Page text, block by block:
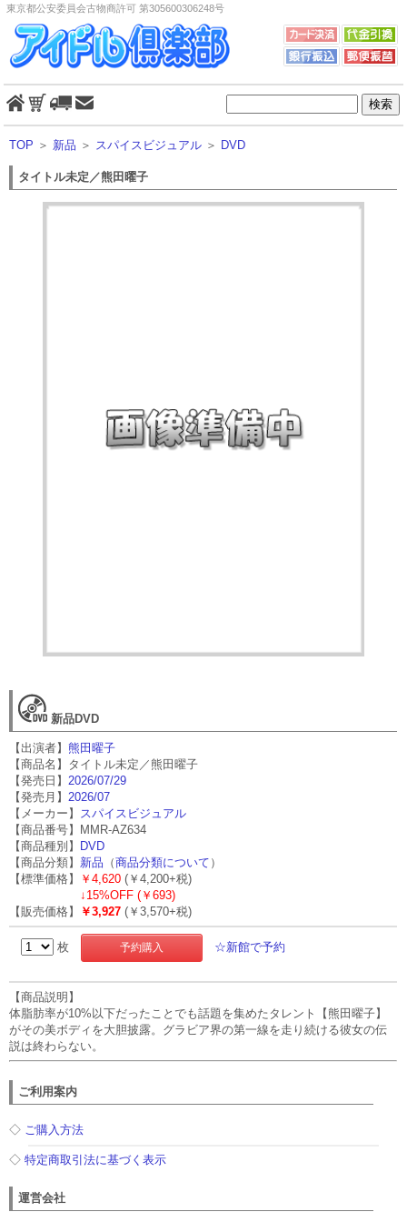
東京都公安委員会古物商許可 第305600306248号
TOP ＞ 新品 ＞ スパイスビジュアル ＞ DVD
タイトル未定／熊田曜子
新品DVD
【出演者】 熊田曜子
【商品名】タイトル未定／熊田曜子
【発売日】 2026/07/29
【発売月】 2026/07
【メーカー】
スパイスビジュアル
【商品番号】MMR-AZ634
【商品種別】 DVD
【商品分類】 新品 （商品分類について ）
【標準価格】
￥4,620 (￥4,200+税)
↓ 15%OFF (￥693)
【販売価格】
￥3,927 (￥3,570+税)
枚 ☆新館で予約
【商品説明】
体脂肪率が10%以下だったことでも話題を集めたタレント【熊田曜子】
がその美ボディを大胆披露。グラビア界の第一線を走り続ける彼女の伝
説は終わらない。
ご利用案内
◇ ご購入方法
◇特定商取引法に基づく表示
運営会社